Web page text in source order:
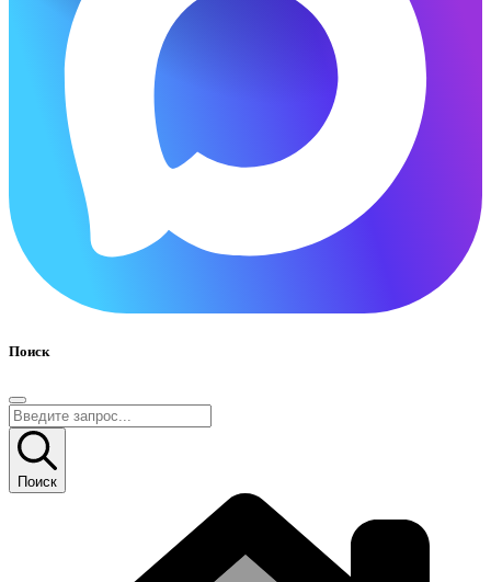
Поиск
Поиск